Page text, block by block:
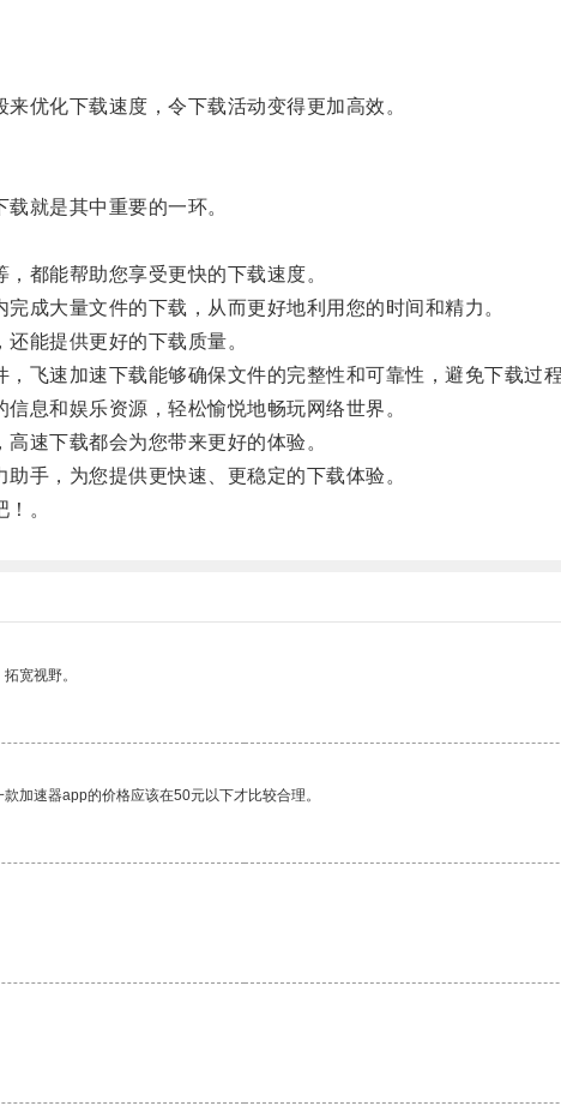
化下载速度，令下载活动变得更加高效。
就是其中重要的一环。
都能帮助您享受更快的下载速度。
大量文件的下载，从而更好地利用您的时间和精力。
能提供更好的下载质量。
速加速下载能够确保文件的完整性和可靠性，避免下载过程
和娱乐资源，轻松愉悦地畅玩网络世界。
速下载都会为您带来更好的体验。
，为您提供更快速、更稳定的下载体验。
。
宽视野。
加速器app的价格应该在50元以下才比较合理。